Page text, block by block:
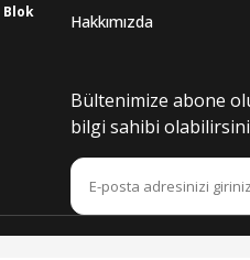
Blok
Hakkımızda
Bültenimize abone
bilgi sahibi